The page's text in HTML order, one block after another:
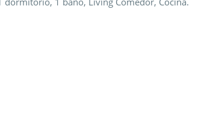
autos, Terrazas, Wi fi/ Direct tv/Calefacción/ Estufa